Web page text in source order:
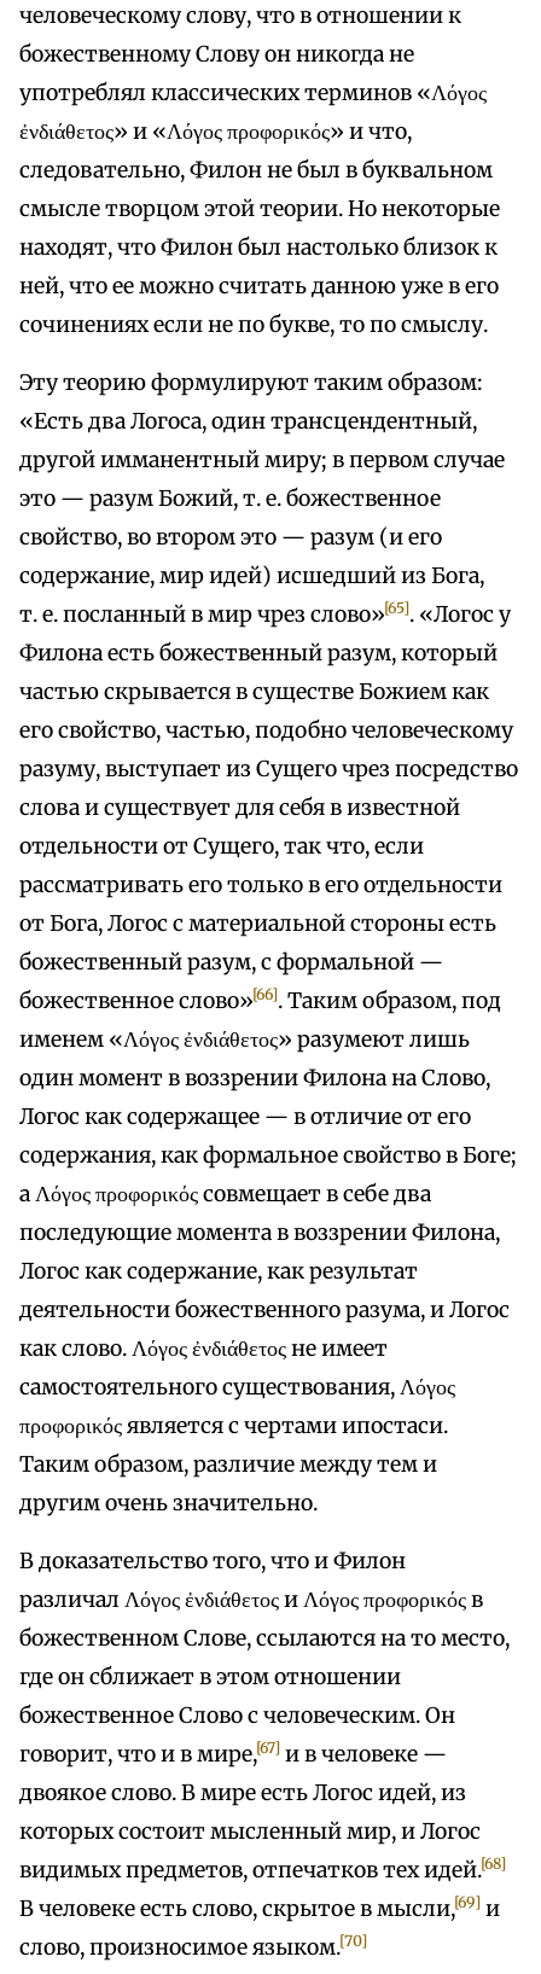
человеческому слову, что в отношении к
божественному Слову он никогда не
употреблял классических терминов «Λόγος
ἐνδιάθετος» и «Λόγος προφορικός» и что,
следовательно, Филон не был в буквальном
смысле творцом этой теории. Но некоторые
находят, что Филон был настолько близок к
ней, что ее можно считать данною уже в его
сочинениях если не по букве, то по смыслу.
Эту теорию формулируют таким образом:
«Есть два Логоса, один трансцендентный,
другой имманентный миру; в первом случае
это — разум Божий, т. е. божественное
свойство, во втором это — разум (и его
содержание, мир идей) исшедший из Бога,
т. е. посланный в мир чрез слово»[65]. «Логос у
Филона есть божественный разум, который
частью скрывается в существе Божием как
его свойство, частью, подобно человеческому
разуму, выступает из Сущего чрез посредство
слова и существует для себя в известной
отдельности от Сущего, так что, если
рассматривать его только в его отдельности
от Бога, Логос с материальной стороны есть
божественный разум, с формальной —
божественное слово»[66]. Таким образом, под
именем «Λόγος ἐνδιάθετος» разумеют лишь
один момент в воззрении Филона на Слово,
Логос как содержащее — в отличие от его
содержания, как формальное свойство в Боге;
а Λόγος προφορικός совмещает в себе два
последующие момента в воззрении Филона,
Логос как содержание, как результат
деятельности божественного разума, и Логос
как слово. Λόγος ἐνδιάθετος не имеет
самостоятельного существования, Λόγος
προφορικός является с чертами ипостаси.
Таким образом, различие между тем и
другим очень значительно.
В доказательство того, что и Филон
различал Λόγος ἐνδιάθετος и Λόγος προφορικός в
божественном Слове, ссылаются на то место,
где он сближает в этом отношении
божественное Слово с человеческим. Он
говорит, что и в мире,[67] и в человеке —
двоякое слово. В мире есть Логос идей, из
которых состоит мысленный мир, и Логос
видимых предметов, отпечатков тех идей.[68]
В человеке есть слово, скрытое в мысли,[69] и
слово, произносимое языком.[70]